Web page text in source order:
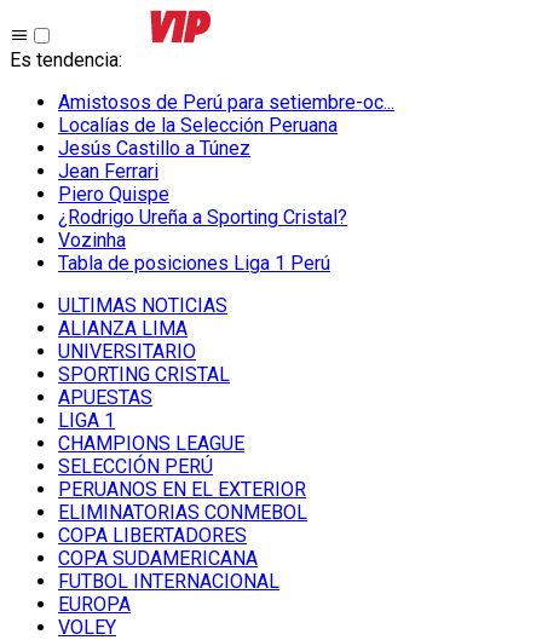
Es tendencia:
Amistosos de Perú para setiembre-oc...
Localías de la Selección Peruana
Jesús Castillo a Túnez
Jean Ferrari
Piero Quispe
¿Rodrigo Ureña a Sporting Cristal?
Vozinha
Tabla de posiciones Liga 1 Perú
ULTIMAS NOTICIAS
ALIANZA LIMA
UNIVERSITARIO
SPORTING CRISTAL
APUESTAS
LIGA 1
CHAMPIONS LEAGUE
SELECCIÓN PERÚ
PERUANOS EN EL EXTERIOR
ELIMINATORIAS CONMEBOL
COPA LIBERTADORES
COPA SUDAMERICANA
FUTBOL INTERNACIONAL
EUROPA
VOLEY